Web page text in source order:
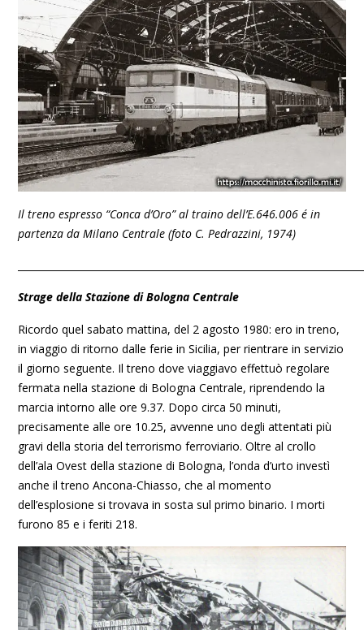
Il treno espresso “Conca d’Oro” al traino dell’E.646.006 é in
partenza da Milano Centrale (foto C. Pedrazzini, 1974)
Strage della Stazione di Bologna Centrale
Ricordo quel sabato mattina, del 2 agosto 1980: ero in treno,
in viaggio di ritorno dalle ferie in Sicilia, per rientrare in servizio
il giorno seguente. Il treno dove viaggiavo effettuò regolare
fermata nella stazione di Bologna Centrale, riprendendo la
marcia intorno alle ore 9.37. Dopo circa 50 minuti,
precisamente alle ore 10.25, avvenne uno degli attentati più
gravi della storia del terrorismo ferroviario. Oltre al crollo
dell’ala Ovest della stazione di Bologna, l’onda d’urto investì
anche il treno Ancona-Chiasso, che al momento
dell’esplosione si trovava in sosta sul primo binario. I morti
furono 85 e i feriti 218.